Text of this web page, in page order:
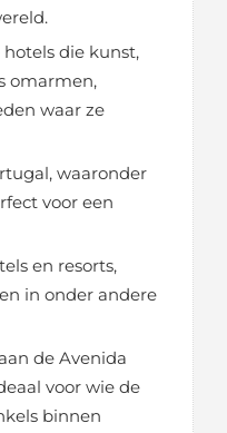
hotels die kunst,
omarmen,
waar ze
waaronder
voor een
en resorts,
in onder andere
de Avenida
voor wie de
binnen